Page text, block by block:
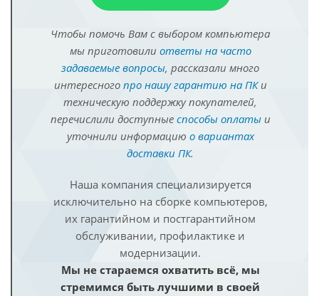
Чтобы помочь Вам с выбором компьютера
мы приготовили ответы на часто
задаваемые вопросы, рассказали много
интересного про нашу гарантию на ПКи
техническую поддержку покупателей,
перечислили доступные способы оплатыи
уточнили информацию о вариантах
доставки ПК.
Наша компания специализируется
исключительно на сборке компьютеров,
их гарантийном и постгарантийном
обслуживании, профилактике и
модернизации.
Мы не стараемся охватить всё, мы
стремимся быть лучшими в своей